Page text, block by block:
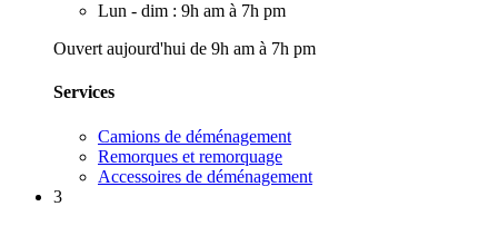
Lun - dim : 9h am à 7h pm
Ouvert aujourd'hui de 9h am à 7h pm
Services
Camions de déménagement
Remorques et remorquage
Accessoires de déménagement
3